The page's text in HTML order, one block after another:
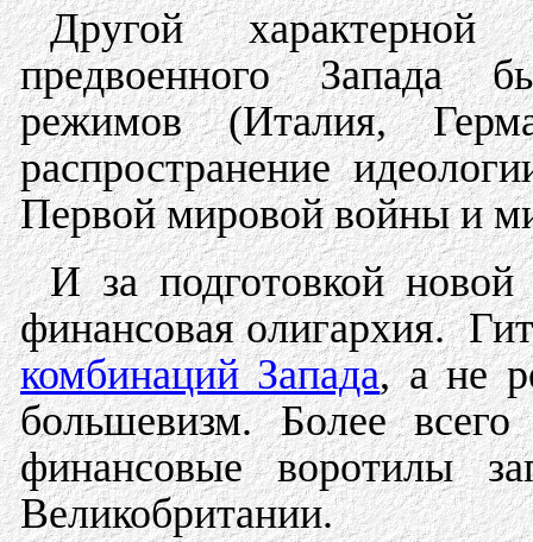
Другой
предвоенного Запада
режимов (Италия,
распространение
Первой мировой войны и
И за подготовкой
финансовая олигархия.
комбинаций Запада, а не
большевизм. Более
финансовые воротилы
Великобритании.